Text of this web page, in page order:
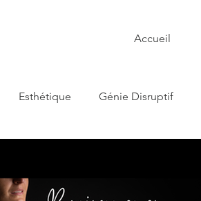
Accueil
Esthétique Génie Disruptif